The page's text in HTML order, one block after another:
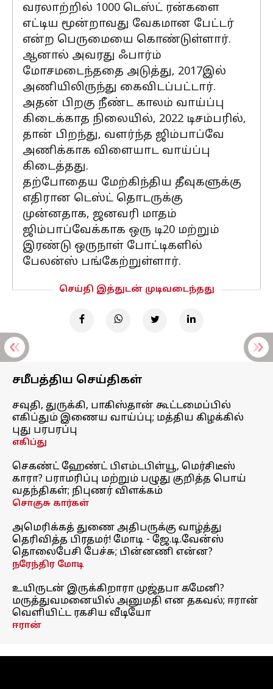
வரலாற்றில் 1000 டெஸ்ட் ரன்களை
எட்டிய மூன்றாவது வேகமான பேட்டர்
என்ற பெருமையை கொண்டுள்ளார்.
ஆனால் அவரது ஃபார்ம்
மோசமடைந்ததை அடுத்து, 2017இல்
அணியிலிருந்து கைவிடப்பட்டார்.
அதன் பிறகு நீண்ட காலம் வாய்ப்பு
கிடைக்காத நிலையில், 2022 டிசம்பரில்,
தான் பிறந்து, வளர்ந்த ஜிம்பாப்வே
அணிக்காக விளையாட வாய்ப்பு
கிடைத்தது.
தற்போதைய மேற்கிந்திய தீவுகளுக்கு
எதிரான டெஸ்ட் தொடருக்கு
முன்னதாக, ஜனவரி மாதம்
ஜிம்பாப்வேக்காக ஒரு டி20 மற்றும்
இரண்டு ஒருநாள் போட்டிகளில்
பேலன்ஸ் பங்கேற்றுள்ளார்.
செய்தி இத்துடன் முடிவடைந்தது
சமீபத்திய செய்திகள்
சவுதி, துருக்கி, பாகிஸ்தான் கூட்டமைப்பில்
எகிப்தும் இணைய வாய்ப்பு; மத்திய கிழக்கில்
புது பரபரப்பு
எகிப்து
செகண்ட் ஹேண்ட் பிஎம்டபிள்யூ, மெர்சிடீஸ்
காரா? பராமரிப்பு மற்றும் பழுது குறித்த பொய்
வதந்திகள்; நிபுணர் விளக்கம்
சொகுசு கார்கள்
அமெரிக்கத் துணை அதிபருக்கு வாழ்த்து
தெரிவித்த பிரதமர்! மோடி - ஜே.டி.வேன்ஸ்
தொலைபேசி பேச்சு; பின்னணி என்ன?
நரேந்திர மோடி
உயிருடன் இருக்கிறாரா முஜ்தபா கமேனி?
மருத்துவமனையில் அனுமதி என தகவல்; ஈரான்
வெளியிட்ட ரகசிய வீடியோ
ஈரான்